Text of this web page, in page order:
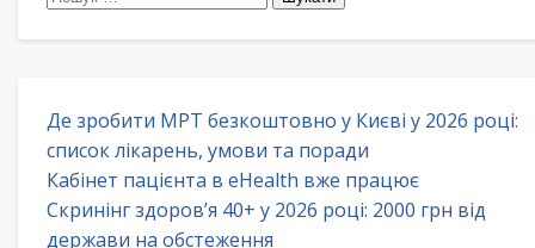
Де зробити МРТ безкоштовно у Києві у 2026 році:
список лікарень, умови та поради
Кабінет пацієнта в eHealth вже працює
Скринінг здоров’я 40+ у 2026 році: 2000 грн від
держави на обстеження